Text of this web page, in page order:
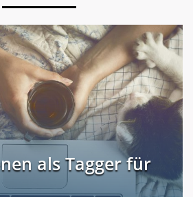
als Tagger für